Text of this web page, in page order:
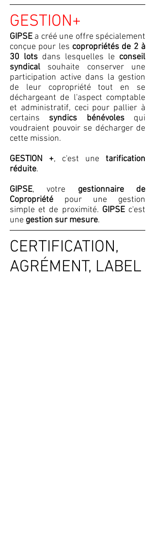
GESTION+
GIPSE a créé une offre spécialement
conçue pour les copropriétés de 2 à
30 lots dans lesquelles le conseil
syndical souhaite conserver une
participation active dans la gestion
de leur copropriété tout en se
déchargeant de l'aspect comptable
et administratif, ceci pour pallier à
certains syndics bénévolesqui
voudraient pouvoir se décharger de
cette mission.
GESTION +, c'est une tarification
réduite.
GIPSE, votre gestionnaire de
Copropriété pour une gestion
simple et de proximité. GIPSEc'est
une gestion sur mesure.
CERTIFICATION,
AGRÉMENT, LABEL